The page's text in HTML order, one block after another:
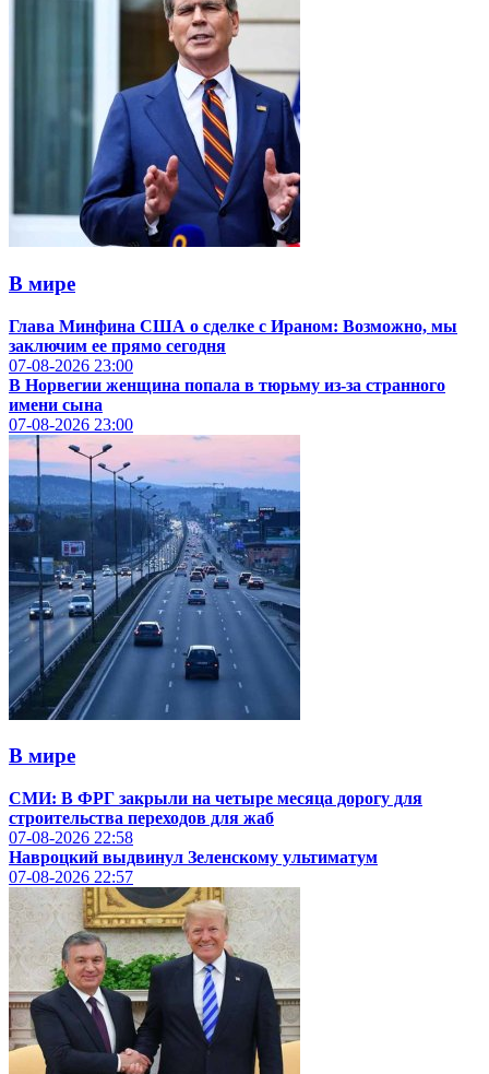
В мире
Глава Минфина США о сделке с Ираном: Возможно, мы
заключим ее прямо сегодня
07-08-2026 23:00
В Норвегии женщина попала в тюрьму из-за странного
имени сына
07-08-2026 23:00
В мире
СМИ: В ФРГ закрыли на четыре месяца дорогу для
строительства переходов для жаб
07-08-2026 22:58
Навроцкий выдвинул Зеленскому ультиматум
07-08-2026 22:57